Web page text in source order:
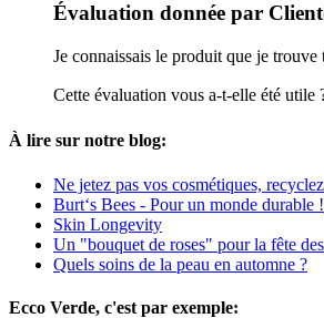
Évaluation donnée par
Je connaissais le produit que je trouve
Cette évaluation vous a-t-elle été utile
À lire sur notre blog:
Ne jetez pas vos cosmétiques,
Burt‘s Bees - Pour un monde durable !
Skin Longevity
Un "bouquet de roses" pour la fête
Quels soins de la peau en automne ?
Ecco Verde, c'est par exemple: